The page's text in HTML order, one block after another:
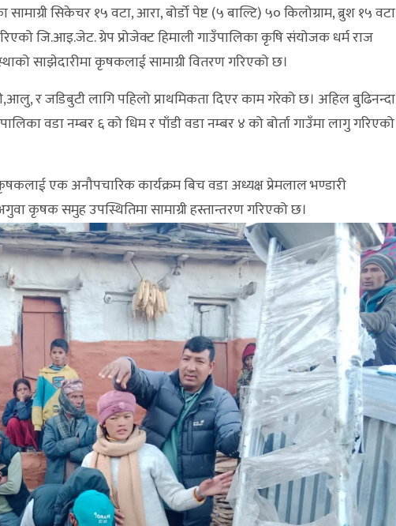
सिकेचर १५ वटा, आरा, बोर्डो पेष्ट (५ बाल्टि) ५० किलोग्राम, ब्रुश १५ वटा
जि.आइ.जेट. ग्रेप प्रोजेक्ट हिमाली गाउँपालिका कृषि संयोजक धर्म राज
साझेदारीमा कृषकलाई सामाग्री वितरण गरिएको छ।
र जडिबुटी लागि पहिलो प्राथमिकता दिएर काम गरेको छ। अहिल बुढिनन्दा
वडा नम्बर ६ को धिम र पाँडी वडा नम्बर ४ को बोर्ता गाउँमा लागु गरिएको
एक अनौपचारिक कार्यक्रम बिच वडा अध्यक्ष प्रेमलाल भण्डारी
कृषक समुह उपस्थितिमा सामाग्री हस्तान्तरण गरिएको छ।